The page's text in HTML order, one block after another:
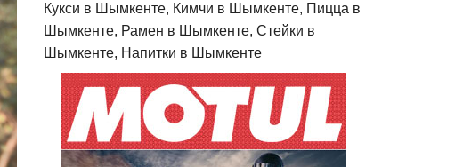
Кукси в Шымкенте, Кимчи в Шымкенте, Пицца в
Шымкенте, Рамен в Шымкенте, Стейки в
Шымкенте, Напитки в Шымкенте